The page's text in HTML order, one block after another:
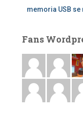
memoria USB
Fans